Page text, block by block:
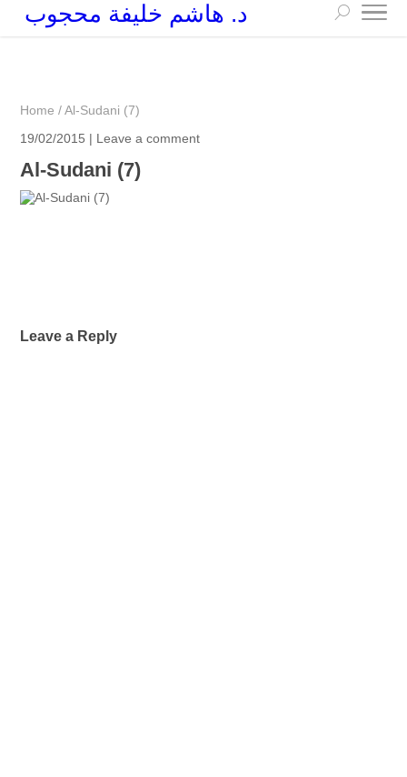
د. هاشم خليفة محجوب
Home /Al-Sudani (7)
19/02/2015 | Leave a comment
Al-Sudani (7)
Leave a Reply